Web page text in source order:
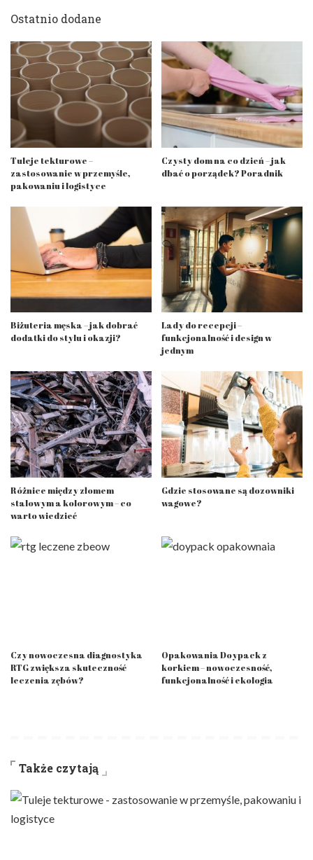
Ostatnio dodane
Tuleje tekturowe –
zastosowanie w przemyśle,
pakowaniu i logistyce
Czysty dom na co dzień – jak
dbać o porządek? Poradnik
Biżuteria męska – jak dobrać
dodatki do stylu i okazji?
Lady do recepcji –
funkcjonalność i design w
jednym
Różnice między złomem
stalowym a kolorowym – co
warto wiedzieć
Gdzie stosowane są dozowniki
wagowe?
Czy nowoczesna diagnostyka
RTG zwiększa skuteczność
leczenia zębów?
Opakowania Doypack z
korkiem – nowoczesność,
funkcjonalność i ekologia
Także czytają